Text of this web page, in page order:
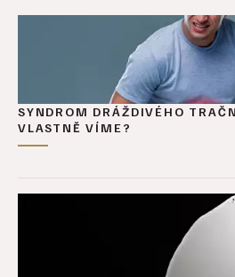
SYNDROM DRÁŽDIVÉHO
VLASTNĚ VÍME?